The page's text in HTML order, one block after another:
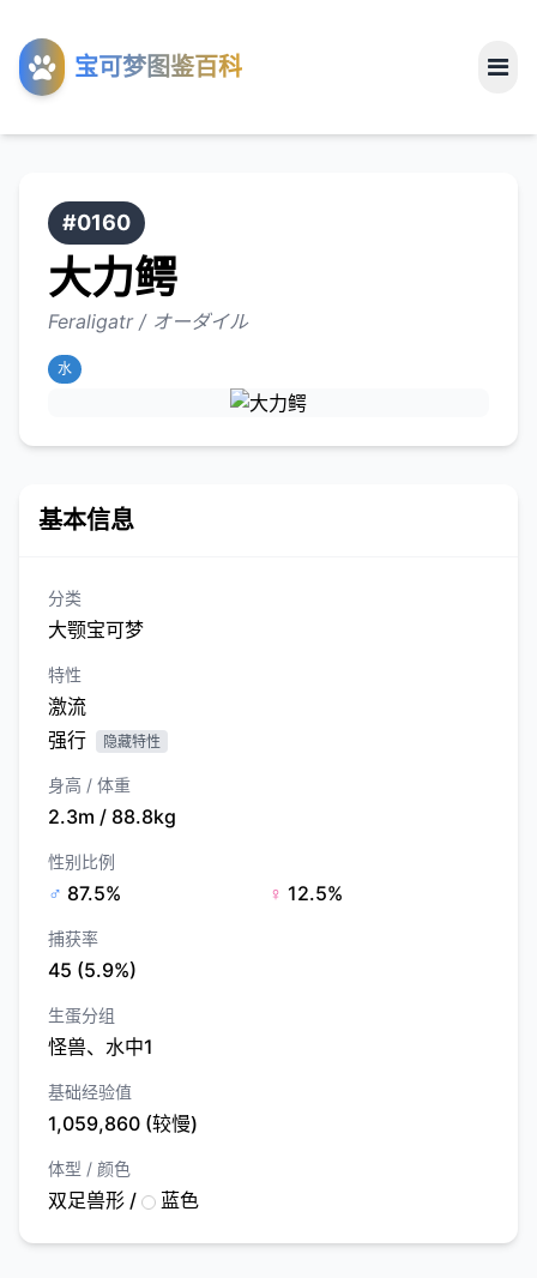
宝可梦图鉴百科
工具
关于
#0160
大力鳄
Feraligatr / オーダイル
水
基本信息
分类
大颚宝可梦
特性
激流
强行
隐藏特性
身高 / 体重
2.3m / 88.8kg
性别比例
♂ 87.5% ♀ 12.5%
捕获率
45 (5.9%)
生蛋分组
怪兽、水中1
基础经验值
1,059,860 (较慢)
体型 / 颜色
双足兽形 / 蓝色